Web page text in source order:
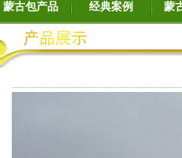
蒙古包产品 经典案例 蒙